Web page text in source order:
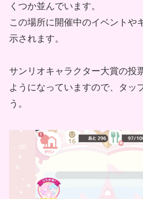
くつか並んでいます。
この場所に開催中のイベントや
示されます。
サンリオキャラクター大賞の投
ようになっていますので、タッ
う。